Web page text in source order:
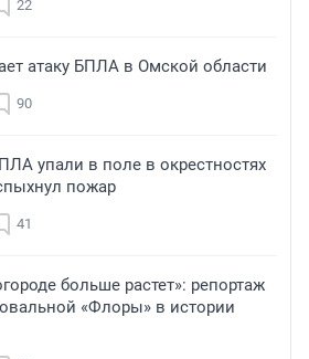
22
атаку БПЛА в Омской области
90
упали в поле в окрестностях
пожар
41
больше растет»: репортаж
«Флоры» в истории